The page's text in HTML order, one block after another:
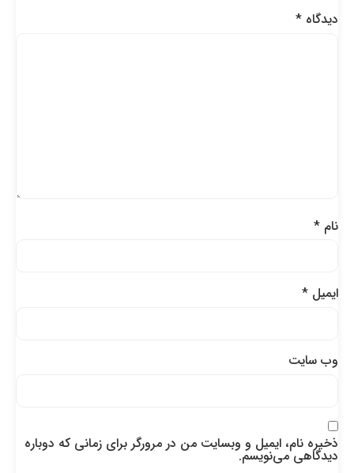
دیدگاه*
نام*
ایمیل*
وب‌ سایت
ذخیره نام، ایمیل و وبسایت من در مرورگر برای زمانی که دوباره
دیدگاهی می‌نویسم.